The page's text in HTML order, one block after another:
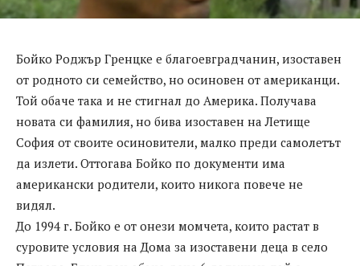
Бойко Роджър Гренцке е благоевградчанин, изоставен
от родното си семейство, но осиновен от американци.
Той обаче така и не стигнал до Америка. Получава
новата си фамилия, но бива изоставен на Летище
София от своите осиновители, малко преди самолетът
да излети. Оттогава Бойко по документи има
американски родители, които никога повече не
видял.
До 1994 г. Бойко е от онези момчета, които растат в
суровите условия на Дома за изоставени деца в село